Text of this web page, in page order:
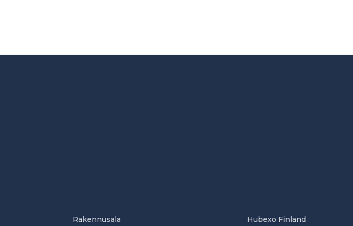
Rakennusala Hubexo Finland